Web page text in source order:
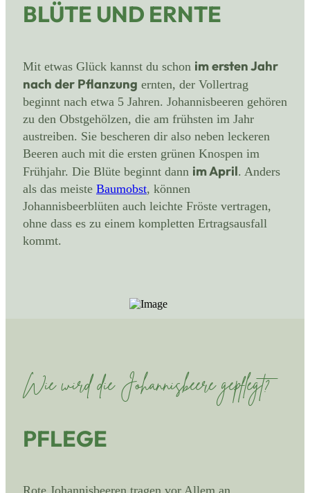
BLÜTE UND ERNTE
Mit etwas Glück kannst du schon im ersten Jahr
nach der Pflanzung ernten, der Vollertrag
beginnt nach etwa 5 Jahren. Johannisbeeren gehören
zu den Obstgehölzen, die am frühsten im Jahr
austreiben. Sie bescheren dir also neben leckeren
Beeren auch mit die ersten grünen Knospen im
Frühjahr. Die Blüte beginnt dann im April. Anders
als das meiste Baumobst, können
Johannisbeerblüten auch leichte Fröste vertragen,
ohne dass es zu einem kompletten Ertragsausfall
kommt.
Wie wird die Johannisbeere gepflegt?
PFLEGE